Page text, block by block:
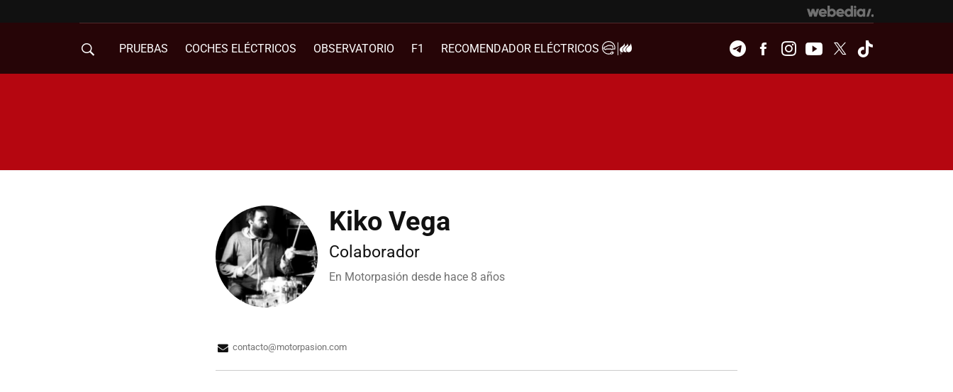
PRUEBAS COCHES ELÉCTRICOS OBSERVATORIO F1
RECOMENDADOR ELÉCTRICOS
TelegramFacebookInstagramYoutubeTwitter
Kiko Vega
Colaborador
En Motorpasión desde hace 8 años
contacto@motorpasion.com